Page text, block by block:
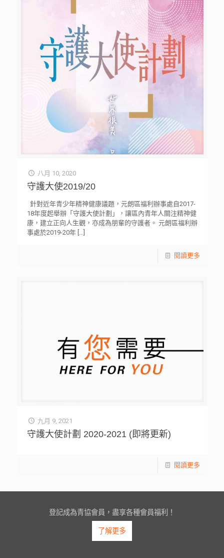
八月 10, 2020
守護大使2019/20
針對近年青少年精神健康議題，元朗區福利辦事處自2017-
18年度起舉辦「守護大使計劃」，讓區內青年人關注精神健
康，建立正向人生觀，亦成為朋輩的守護者。 元朗區福利辦
事處於2019-20年[…]
閱讀更多
九月 9, 2021
守護大使計劃 2020-2021 (即將更新)
閱讀更多
登記成為青協會員，盡享各種會員福利！
了解更多